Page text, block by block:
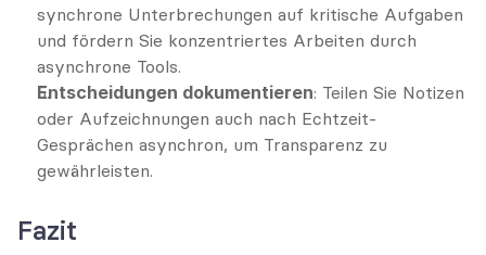
synchrone Unterbrechungen auf kritische Aufgaben
und fördern Sie konzentriertes Arbeiten durch
asynchrone Tools.
Entscheidungen dokumentieren: Teilen Sie Notizen
oder Aufzeichnungen auch nach Echtzeit-
Gesprächen asynchron, um Transparenz zu
gewährleisten.
Fazit